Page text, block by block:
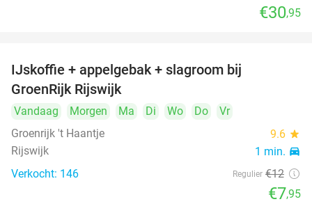
€30,95
IJskoffie + appelgebak + slagroom bij
GroenRijk Rijswijk
Vandaag Morgen Ma Di Wo Do
Vr
Groenrijk 't Haantje
9.6 star
Rijswijk 1 min. directions_car
Verkocht: 146 Regulier €12
€7,95